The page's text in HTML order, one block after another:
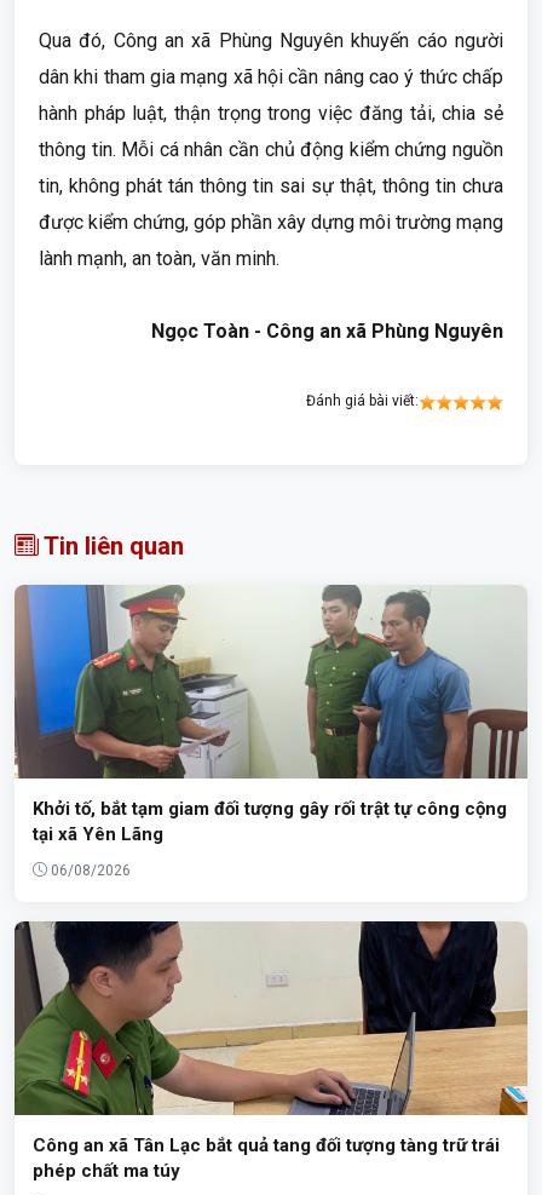
Qua đó, Công an xã Phùng Nguyên khuyến cáo người
dân khi tham gia mạng xã hội cần nâng cao ý thức chấp
hành pháp luật, thận trọng trong việc đăng tải, chia sẻ
thông tin. Mỗi cá nhân cần chủ động kiểm chứng nguồn
tin, không phát tán thông tin sai sự thật, thông tin chưa
được kiểm chứng, góp phần xây dựng môi trường mạng
lành mạnh, an toàn, văn minh.
Ngọc Toàn - Công an xã Phùng Nguyên
Đánh giá bài viết:
Tin liên quan
Khởi tố, bắt tạm giam đối tượng gây rối trật tự công cộng
tại xã Yên Lãng
06/08/2026
Công an xã Tân Lạc bắt quả tang đối tượng tàng trữ trái
phép chất ma túy